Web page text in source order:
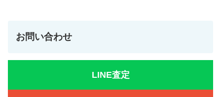
お問い合わせ
LINE査定